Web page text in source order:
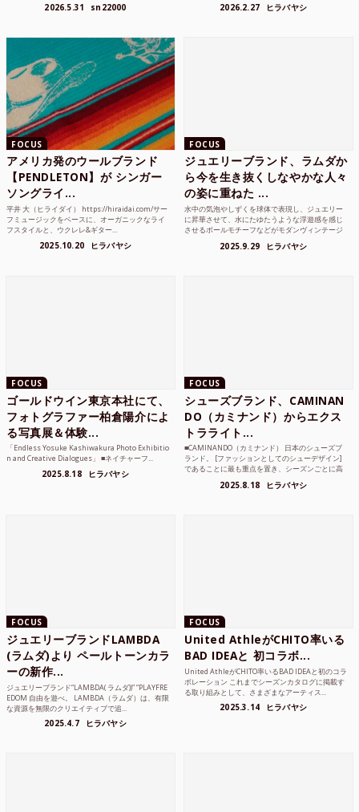
2026.5.31 sn22000 2026.2.27 ヒラバヤシ
FOCUS
アメリカ発のウールブランド
【PENDLETON】が シンガー
ソングライ...
平井 大（ヒライダイ） https://hiraidai.com/サー
フミュージックをベースに、オーガニックなライ
フスタイルと、ウクレレ&ギター...
2025.10.20 ヒラバヤシ
FOCUS
ジュエリーブランド、ラムダか
ら今を生き抜くしなやかな人々
の姿に重ねた ...
水中の気泡やしずくを球体で表現し、ジュエリー
に昇華させて、水にたゆたうような浮遊感を感じ
させるボールモチーフなどがモダンヴィンテージ
2025.9.29 ヒラバヤシ
FOCUS
ゴールドウイン東京本社にて、
フォトグラファー柏倉陽介によ
る写真展＆体験...
「Endless Yosuke Kashiwakura Photo Exhibitio
n and Creative Dialogues」 ■ネイチャーフ...
2025.8.18 ヒラバヤシ
FOCUS
シューズブランド、CAMINAN
DO（カミナンド）からエクス
トラライト...
■CAMINANDO（カミナンド） 日本のシューズブ
ランド。 [ファッションとしてのシューデザイン]
であることに最も重点を置き、シーズンごとに高
2025.8.18 ヒラバヤシ
FOCUS
ジュエリーブランドLAMBDA
(ラムダ)より ペールトーンカラ
ーの新作...
ジュエリーブランド“LAMBDA( ラムダ))” “PLAYFRE
EDOM 自由を遊べ。 LAMBDA（ラムダ）は、有限
な資源を無限のクリエイティブで追...
2025.4.7 ヒラバヤシ
FOCUS
United AthleがCHITO率いる
BAD IDEAと 初コラボ...
United AthleがCHITO率いるBAD IDEAと初のコラ
ボレーション これまでシーズンカタログに掲載す
る取り組みとして、さまざまなアーティス...
2025.3.14 ヒラバヤシ